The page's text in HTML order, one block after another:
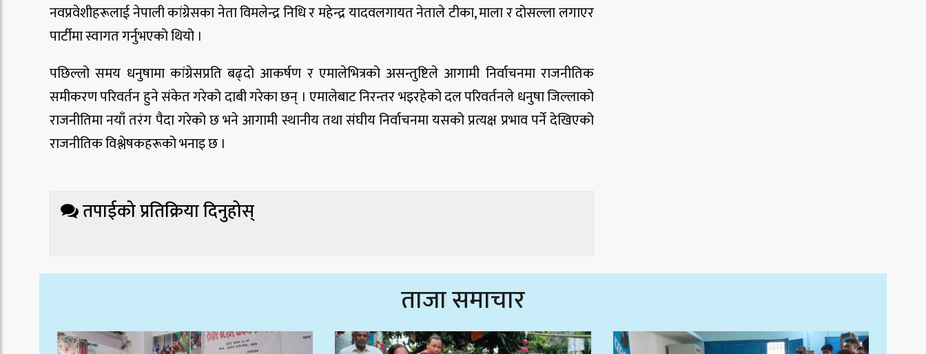
नवप्रवेशीहरूलाई नेपाली कांग्रेसका नेता विमलेन्द्र निधि र महेन्द्र यादवलगायत नेताले टीका, माला र दोसल्ला लगाएर
पार्टीमा स्वागत गर्नुभएको थियो ।
पछिल्लो समय धनुषामा कांग्रेसप्रति बढ्दो आकर्षण र एमालेभित्रको असन्तुष्टिले आगामी निर्वाचनमा राजनीतिक
समीकरण परिवर्तन हुने संकेत गरेको दाबी गरेका छन् । एमालेबाट निरन्तर भइरहेको दल परिवर्तनले धनुषा जिल्लाको
राजनीतिमा नयाँ तरंग पैदा गरेको छ भने आगामी स्थानीय तथा संघीय निर्वाचनमा यसको प्रत्यक्ष प्रभाव पर्ने देखिएको
राजनीतिक विश्लेषकहरूको भनाइ छ ।
तपाईको प्रतिक्रिया दिनुहोस्
ताजा समाचार